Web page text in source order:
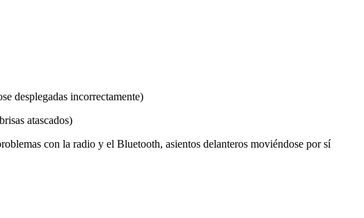
desplegadas incorrectamente)
atascados)
con la radio y el Bluetooth, asientos delanteros moviéndose por sí